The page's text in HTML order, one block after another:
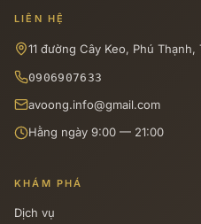
LIÊN HỆ
11 đường Cây Keo, Phú
0906907633
avoong.info@gmail.com
Hằng ngày 9:00 — 21:00
KHÁM PHÁ
Dịch vụ